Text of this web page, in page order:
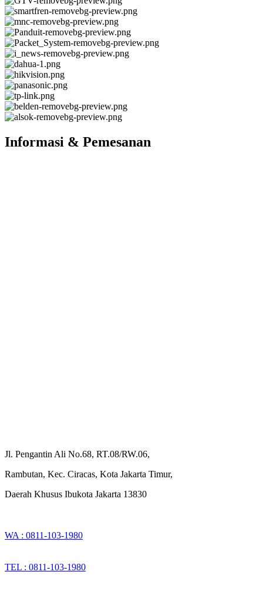
Informasi & Pemesanan
Jl. Pengantin Ali No.68, RT.08/RW.06,
Rambutan, Kec. Ciracas, Kota Jakarta Timur,
Daerah Khusus Ibukota Jakarta 13830
WA : 0811-103-1980
TEL : 0811-103-1980